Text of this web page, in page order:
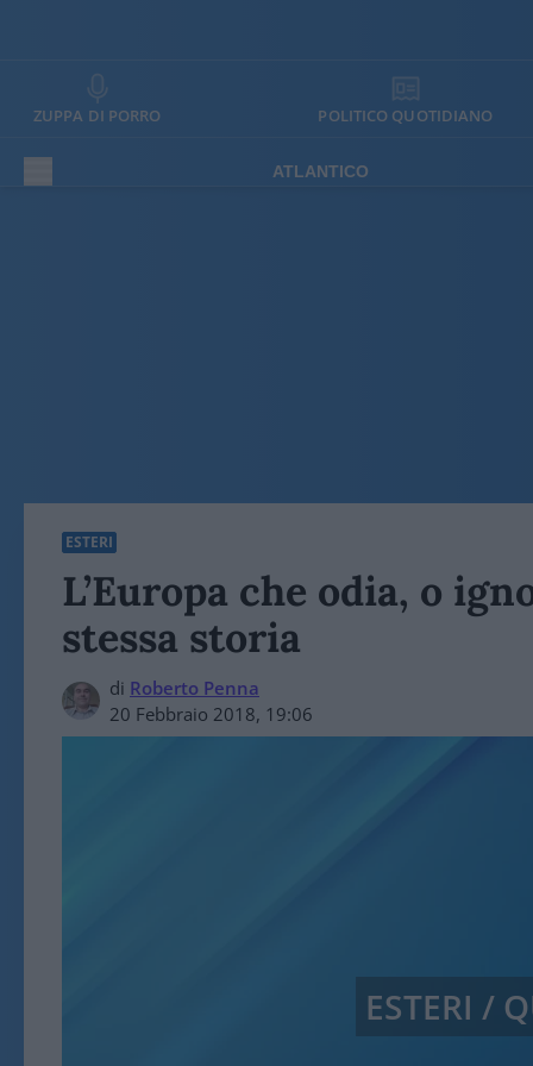
ZUPPA DI PORRO POLITICO QUOTIDIANO
ATLANTICO
ESTERI
L’Europa che odia, o
stessa storia
di Roberto Penna
20 Febbraio 2018, 19:06
ESTERI /